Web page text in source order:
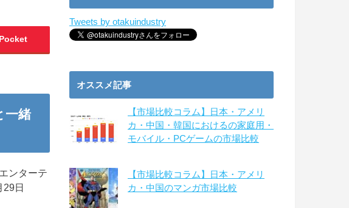
Pocket
一緒
ンターテ
29日
Tweets by otakuindustry
オススメ記事
【市場比較コラム】日本・アメリ
カ・中国・韓国におけるの家庭用・
モバイル・PCゲームの市場比較
【市場比較コラム】日本・アメリ
カ・中国のマンガ市場比較